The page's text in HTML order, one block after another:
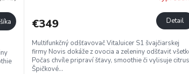
R
M
O
R
M
O
€349 Detail
Multifunkčný odšťavovač VitaJuicer S1 švajčiarskej
firmy Novis dokáže z ovocia a zeleniny odšťaviť
Počas chvíle pripraví šťavy, smoothie či vylisuje
Špičkové...